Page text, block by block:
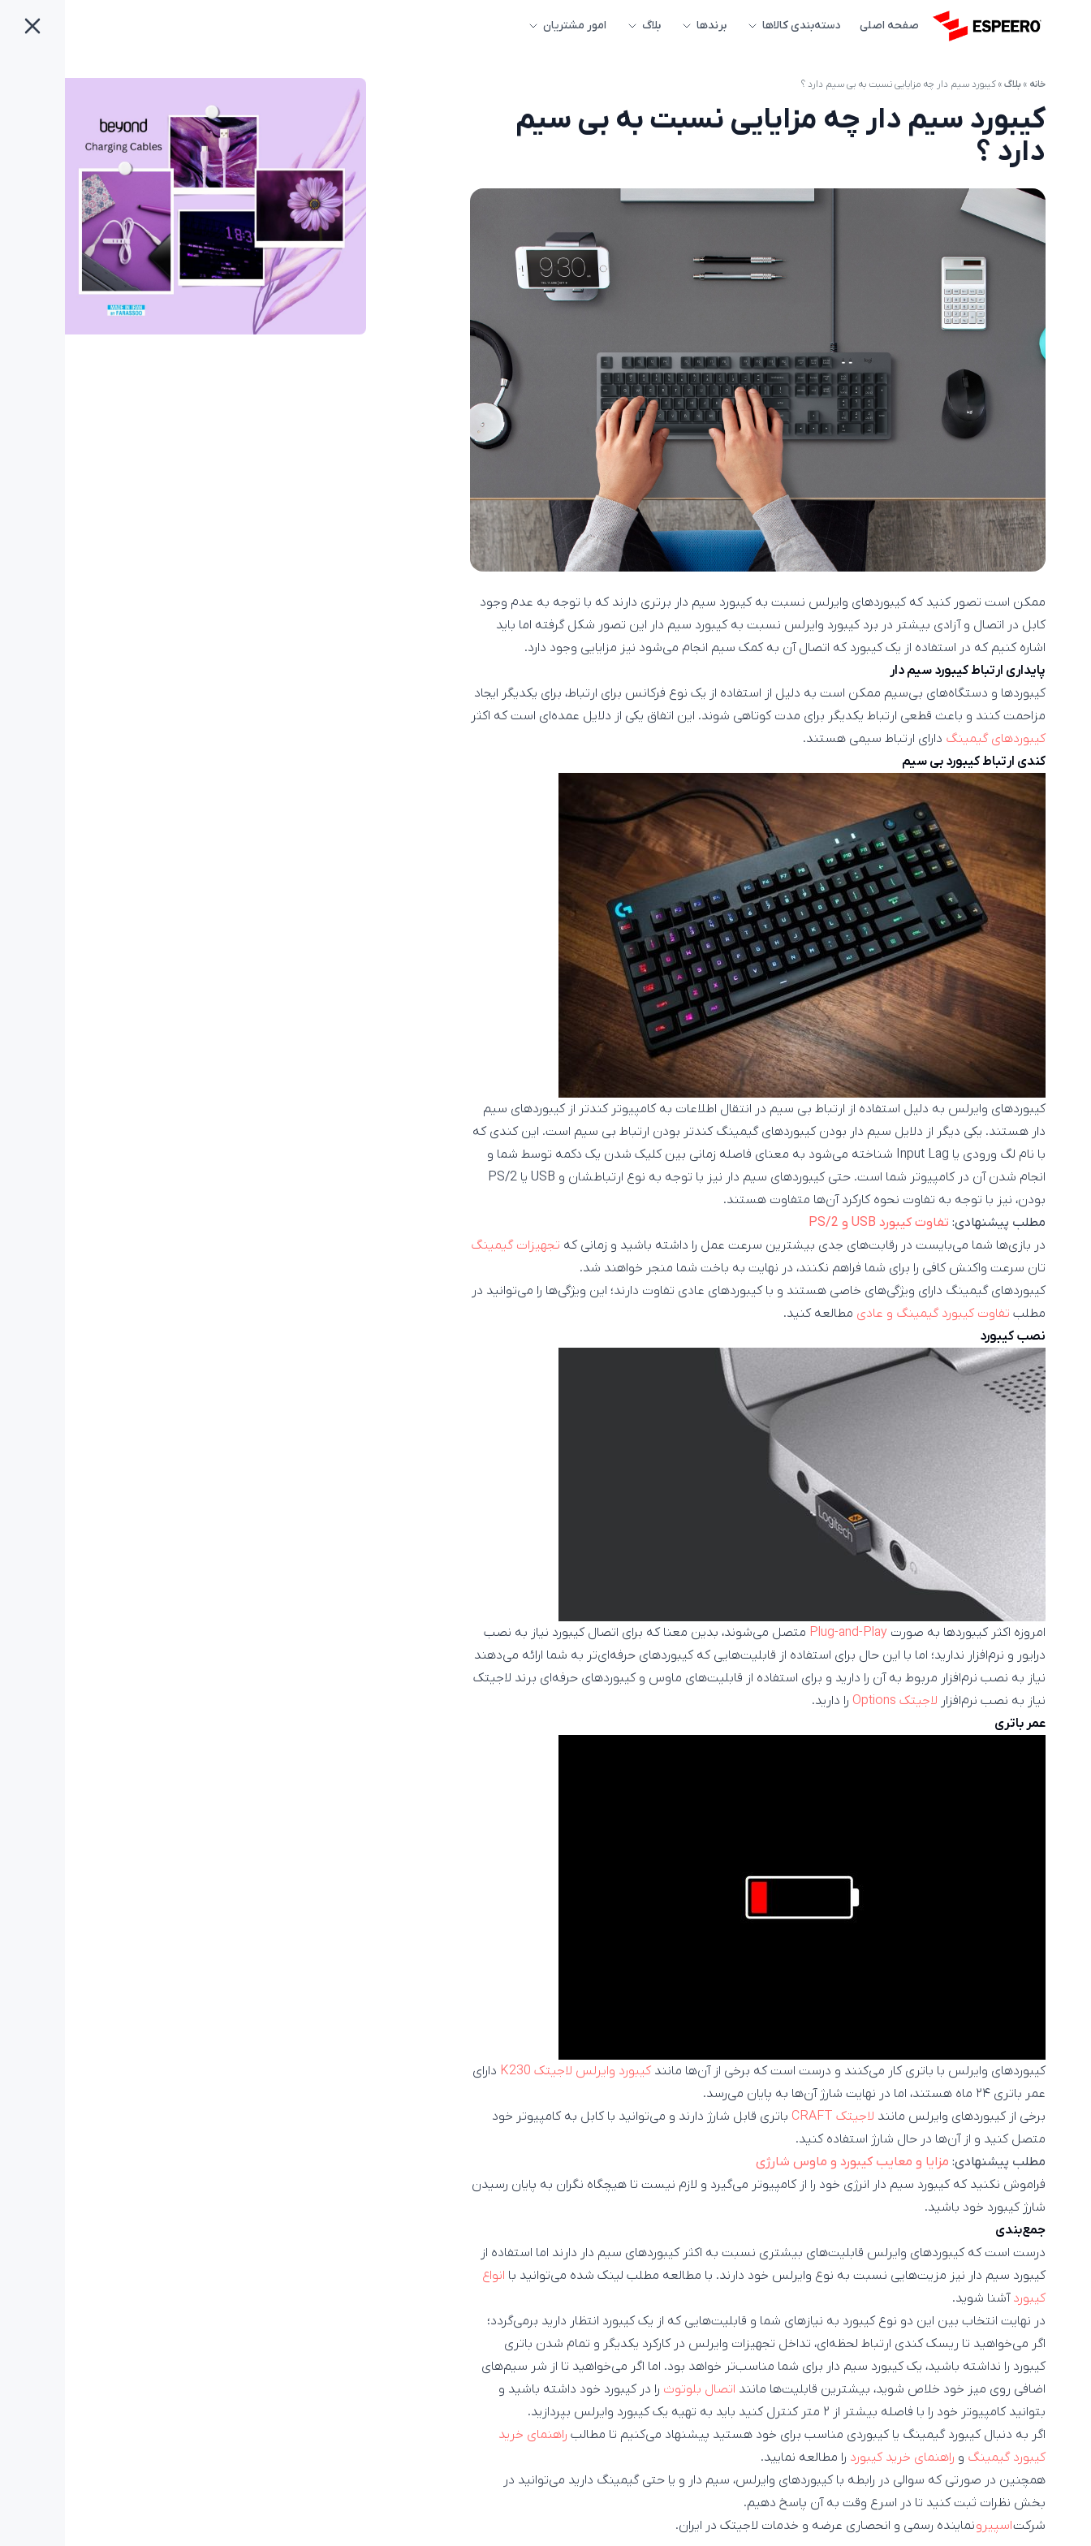
صفحه اصلی دسته‌بندی کالاها برندها بلاگ امور مشتریان
خانه »بلاگ»کیبورد سیم دار چه مزایایی نسبت به بی سیم دارد ؟
کیبورد سیم دار چه مزایایی نسبت به بی سیم
دارد ؟
ممکن است تصور کنید که کیبوردهای وایرلس نسبت به کیبورد سیم دار برتری دارند که با توجه به عدم وجود
کابل در اتصال و آزادی بیشتر در برد کیبورد وایرلس نسبت به کیبورد سیم دار این تصور شکل گرفته اما باید
اشاره کنیم که در استفاده از یک کیبورد که اتصال آن به کمک سیم انجام می‌شود نیز مزایایی وجود دارد.
پایداری ارتباط کیبورد سیم دار
کیبوردها و دستگاه‌های بی‌سیم ممکن است به دلیل از استفاده از یک نوع فرکانس برای ارتباط، برای یکدیگر ایجاد
مزاحمت کنند و باعث قطعی ارتباط یکدیگر برای مدت کوتاهی شوند. این اتفاق یکی از دلایل عمده‌ای است که اکثر
کیبوردهای گیمینگ دارای ارتباط سیمی هستند.
کندی ارتباط کیبورد بی سیم
کیبوردهای وایرلس به دلیل استفاده از ارتباط بی سیم در انتقال اطلاعات به کامپیوتر کندتر از کیبوردهای سیم
دار هستند. یکی دیگر از دلایل سیم دار بودن کیبوردهای گیمینگ کندتر بودن ارتباط بی سیم است. این کندی که
با نام لگ ورودی یا Input Lag شناخته می‌شود به معنای فاصله زمانی بین کلیک شدن یک دکمه توسط شما و
انجام شدن آن در کامپیوتر شما است. حتی کیبوردهای سیم دار نیز با توجه به نوع ارتباطشان و USB یا PS/2
بودن، نیز با توجه به تفاوت نحوه کارکرد آن‌ها متفاوت هستند.
مطلب پیشنهادی: تفاوت کیبورد USB و PS/2
در بازی‌ها شما می‌بایست در رقابت‌های جدی بیشترین سرعت عمل را داشته باشید و زمانی که تجهیزات گیمینگ
تان سرعت واکنش کافی را برای شما فراهم نکنند، در نهایت به باخت شما منجر خواهند شد.
کیبورد‌های گیمینگ دارای ویژگی‌های خاصی هستند و با کیبورد‌های عادی تفاوت دارند؛ این ویژگی‌ها را می‌توانید در
مطلب تفاوت کیبورد گیمینگ و عادی مطالعه کنید.
نصب کیبورد
امروزه اکثر کیبورد‌ها به صورت Plug-and-Play متصل می‌شوند، بدین معنا که برای اتصال کیبورد نیاز به نصب
درایور و نرم‌افزار ندارید؛ اما با این حال برای استفاده از قابلیت‌هایی که کیبوردهای حرفه‌ای‌تر به شما ارائه می‌دهند
نیاز به نصب نرم‌افزار مربوط به آن را دارید و برای استفاده از قابلیت‌های ماوس و کیبوردهای حرفه‌ای برند لاجیتک
نیاز به نصب نرم‌افزار لاجیتک Options
را دارید.
عمر باتری
کیبوردهای وایرلس با باتری کار می‌کنند و درست است که برخی از آن‌ها مانند کیبورد وایرلس لاجیتک K230
دارای
عمر باتری ۲۴ ماه هستند، اما در نهایت شارژ آن‌ها به پایان می‌رسد.
برخی از کیبورد‌های وایرلس مانند لاجیتک CRAFT
باتری قابل شارژ دارند و می‌توانید با کابل به کامپیوتر خود
متصل کنید و از آن‌ها در حال شارژ استفاده کنید.
مطلب پیشنهادی: مزایا و معایب کیبورد و ماوس شارژی
فراموش نکنید که کیبورد سیم دار انرژی خود را از کامپیوتر می‌گیرد و لازم نیست تا هیچگاه نگران به پایان رسیدن
شارژ کیبورد خود باشید.
جمع‌بندی
درست است که کیبوردهای وایرلس قابلیت‌های بیشتری نسبت به اکثر کیبوردهای سیم دار دارند اما استفاده از
کیبورد سیم دار نیز مزیت‌هایی نسبت به نوع وایرلس خود دارند. با مطالعه مطلب لینک شده می‌توانید با انواع
کیبورد آشنا شوید.
در نهایت انتخاب بین این دو نوع کیبورد به نیازهای شما و قابلیت‌هایی که از یک کیبورد انتظار دارید برمی‌گردد؛
اگر می‌خواهید تا ریسک کندی ارتباط لحظه‌ای، تداخل تجهیزات وایرلس در کارکرد یکدیگر و تمام شدن باتری
کیبورد را نداشته باشید، یک کیبورد سیم دار برای شما مناسب‌تر خواهد بود. اما اگر می‌خواهید تا از شر سیم‌های
اضافی روی میز خود خلاص شوید، بیشترین قابلیت‌ها مانند اتصال بلوتوث را در کیبورد خود داشته باشید و
بتوانید کامپیوتر خود را با فاصله بیشتر از ۲ متر کنترل کنید باید به تهیه یک کیبورد وایرلس بپردازید.
اگر به دنبال کیبورد گیمینگ یا کیبوردی مناسب برای خود هستید پیشنهاد می‌کنیم تا مطالب راهنمای خرید
کیبورد گیمینگ و راهنمای خرید کیبورد را مطالعه نمایید.
همچنین در صورتی که سوالی در رابطه با کیبوردهای وایرلس، سیم دار و یا حتی گیمینگ دارید می‌توانید در
بخش نظرات ثبت کنید تا در اسرع وقت به آن پاسخ دهیم.
شرکتاسپیرونماینده رسمی و انحصاری عرضه و خدمات لاجیتک در ایران.